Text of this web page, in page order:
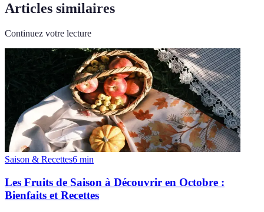
Articles similaires
Continuez votre lecture
Saison & Recettes6 min
Les Fruits de Saison à Découvrir en Octobre :
Bienfaits et Recettes